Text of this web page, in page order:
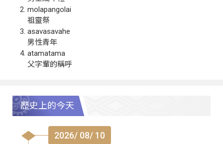
molapangolai
祖靈祭
asavasavahe
男性青年
atamatama
父字輩的稱呼
歷史上的今天
2026/ 08/ 10